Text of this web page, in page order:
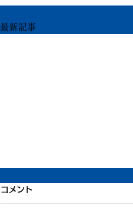
最新記事
1200件目、書いている本の
こと
コメント